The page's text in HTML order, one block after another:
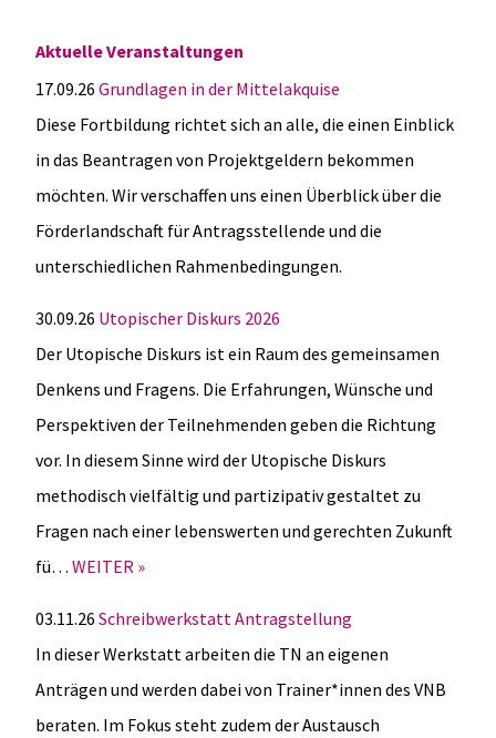
Aktuelle Veranstaltungen
17.09.26 Grundlagen in der Mittelakquise
Diese Fortbildung richtet sich an alle, die einen Einblick
in das Beantragen von Projektgeldern bekommen
möchten. Wir verschaffen uns einen Überblick über die
Förderlandschaft für Antragsstellende und die
unterschiedlichen Rahmenbedingungen.
30.09.26 Utopischer Diskurs 2026
Der Utopische Diskurs ist ein Raum des gemeinsamen
Denkens und Fragens. Die Erfahrungen, Wünsche und
Perspektiven der Teilnehmenden geben die Richtung
vor. In diesem Sinne wird der Utopische Diskurs
methodisch vielfältig und partizipativ gestaltet zu
Fragen nach einer lebenswerten und gerechten Zukunft
fü… WEITER »
03.11.26 Schreibwerkstatt Antragstellung
In dieser Werkstatt arbeiten die TN an eigenen
Anträgen und werden dabei von Trainer*innen des VNB
beraten. Im Fokus steht zudem der Austausch